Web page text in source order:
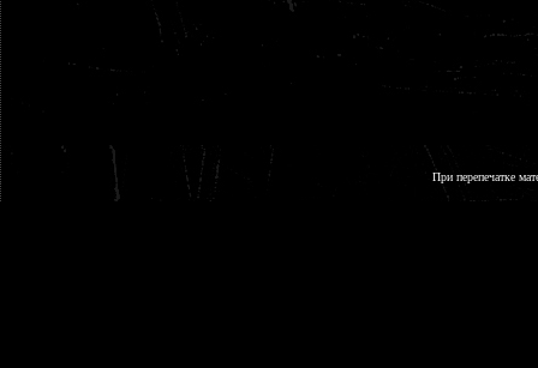
При перепечатке